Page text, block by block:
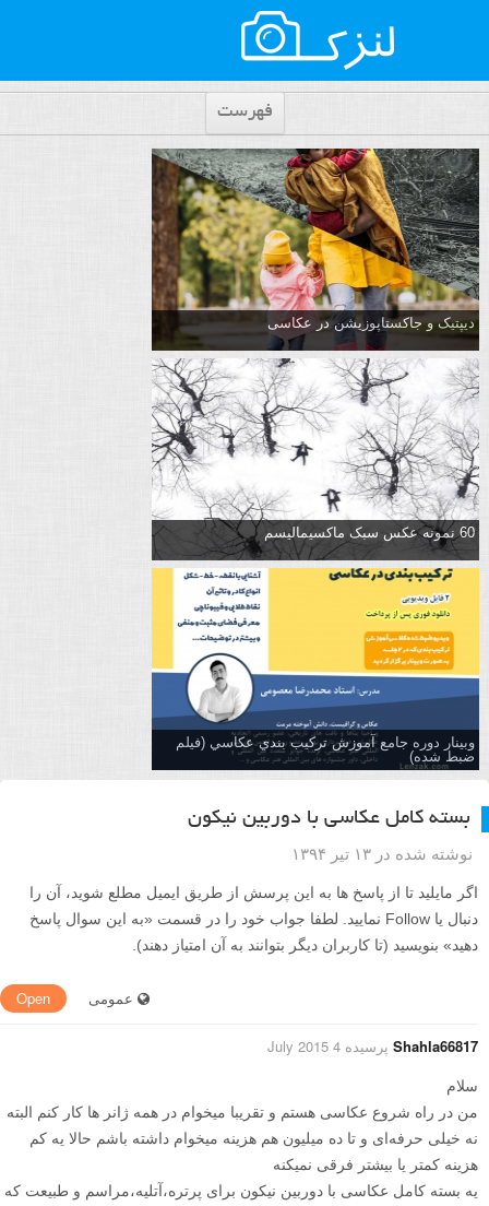
فهرست
دیپتیک و جاکستا‌پوزیشن در عکاسی
60 نمونه عکس سبک ماکسیمالیسم
وبینار دوره جامع آموزش تركيب بندي عكاسي (فیلم
ضبط شده)
بسته کامل عکاسی با دوربین نیکون
نوشته شده در ۱۳ تیر ۱۳۹۴
اگر مایلید تا از پاسخ ها به این پرسش از طریق ایمیل مطلع شوید، آن را
دنبال یا Follow نمایید. لطفا جواب خود را در قسمت «به این سوال پاسخ
دهید» بنویسید (تا کاربران دیگر بتوانند به آن امتیاز دهند).
Open عمومی
Shahla66817 پرسیده 4 July 2015
سلام
من در راه شروع عکاسی هستم و تقریبا میخوام در همه ژانر ها کار کنم البته
نه خیلی حرفه‌ای و تا ده میلیون هم هزینه میخوام داشته باشم حالا یه کم
هزینه کمتر یا بیشتر فرقی نمیکنه
یه بسته کامل عکاسی با دوربین نیکون برای پرتره،آتلیه،مراسم و طبیعت که